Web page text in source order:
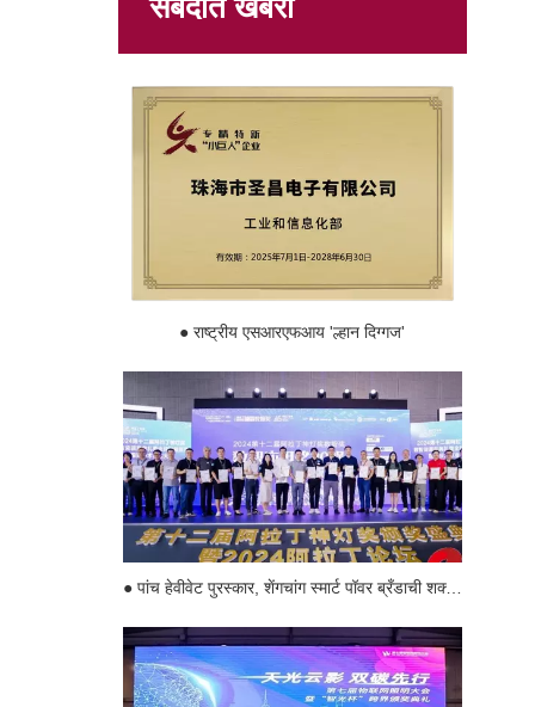
संबंदीत खबरो
● राष्ट्रीय एसआरएफआय 'ल्हान दिग्गज'
● पांच हेवीवेट पुरस्कार, शेंगचांग स्मार्ट पॉवर ब्रँडाची शक्त साक्षीदार